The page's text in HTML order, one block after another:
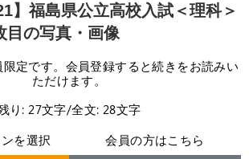
】福島県公立高校入試＜理科＞
目の写真・画像
限定です。会員登録すると続きをお読みい
ただけます。
り: 27文字/全文: 28文字
を選択
会員の方はこちら